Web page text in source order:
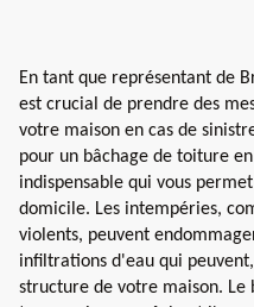
En tant que représentant de
est crucial de prendre des
votre maison en cas de
pour un bâchage de toiture
indispensable qui vous
domicile. Les intempéries,
violents, peuvent
infiltrations d'eau qui
structure de votre maison. Le